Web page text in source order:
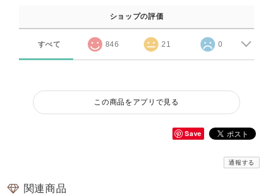
ショップの評価
すべて 846 21 0
この商品をアプリで見る
Save
通報する
関連商品